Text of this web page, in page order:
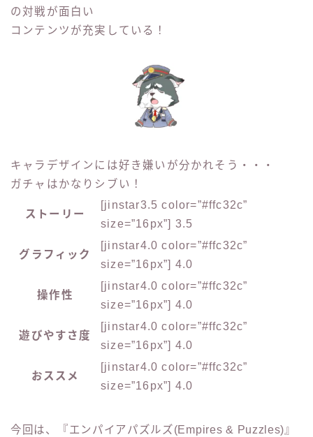
の対戦が面白い
コンテンツが充実している！
キャラデザインには好き嫌いが分かれそう・・・
ガチャはかなりシブい！
ストーリー
[jinstar3.5 color=”#ffc32c”
size=”16px”] 3.5
グラフィック
[jinstar4.0 color=”#ffc32c”
size=”16px”] 4.0
操作性
[jinstar4.0 color=”#ffc32c”
size=”16px”] 4.0
遊びやすさ度
[jinstar4.0 color=”#ffc32c”
size=”16px”] 4.0
おススメ
[jinstar4.0 color=”#ffc32c”
size=”16px”] 4.0
今回は、『エンパイアパズルズ(Empires & Puzzles)』